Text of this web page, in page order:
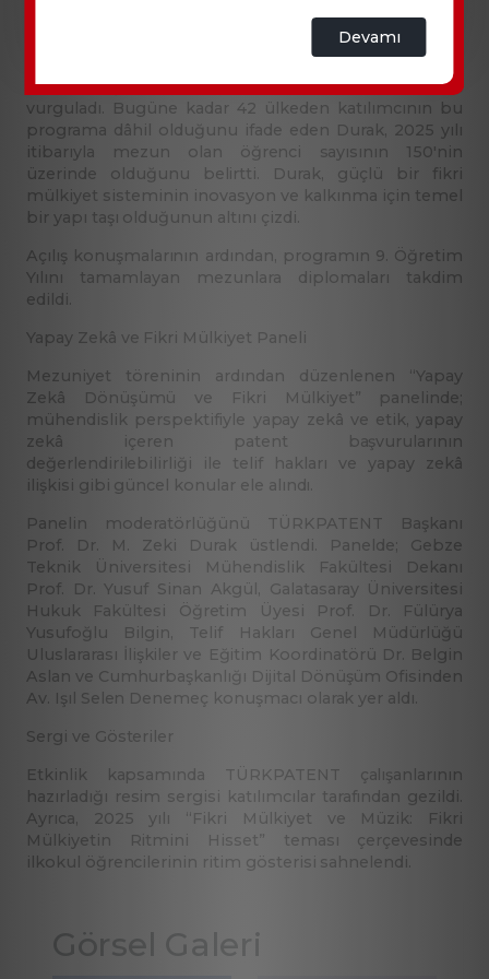
TÜRKPATENT Başkanı Prof. Dr. M. Zeki Durak, törende
yaptığı konuşmada, programın sadece akademik bir
bilgi paylaşımını güçlendiren bir platform olduğunu
vurguladı. Bugüne kadar 42 ülkeden katılımcının bu
programa dâhil olduğunu ifade eden Durak, 2025 yılı
itibarıyla mezun olan öğrenci sayısının 150'nin
üzerinde olduğunu belirtti. Durak, güçlü bir fikri
mülkiyet sisteminin inovasyon ve kalkınma için temel
bir yapı taşı olduğunun altını çizdi.
Açılış konuşmalarının ardından, programın 9. Öğretim
Yılını tamamlayan mezunlara diplomaları takdim
edildi.
Yapay Zekâ ve Fikri Mülkiyet Paneli
Mezuniyet töreninin ardından düzenlenen “Yapay
Zekâ Dönüşümü ve Fikri Mülkiyet” panelinde;
mühendislik perspektifiyle yapay zekâ ve etik, yapay
zekâ içeren patent başvurularının
değerlendirilebilirliği ile telif hakları ve yapay zekâ
ilişkisi gibi güncel konular ele alındı.
Panelin moderatörlüğünü TÜRKPATENT Başkanı
Prof. Dr. M. Zeki Durak üstlendi. Panelde; Gebze
Teknik Üniversitesi Mühendislik Fakültesi Dekanı
Prof. Dr. Yusuf Sinan Akgül, Galatasaray Üniversitesi
Hukuk Fakültesi Öğretim Üyesi Prof. Dr. Fülürya
Yusufoğlu Bilgin, Telif Hakları Genel Müdürlüğü
Uluslararası İlişkiler ve Eğitim Koordinatörü Dr. Belgin
Aslan ve Cumhurbaşkanlığı Dijital Dönüşüm Ofisinden
Av. Işıl Selen Denemeç konuşmacı olarak yer aldı.
Sergi ve Gösteriler
Etkinlik kapsamında TÜRKPATENT çalışanlarının
hazırladığı resim sergisi katılımcılar tarafından gezildi.
Ayrıca, 2025 yılı “Fikri Mülkiyet ve Müzik: Fikri
Mülkiyetin Ritmini Hisset” teması çerçevesinde
ilkokul öğrencilerinin ritim gösterisi sahnelendi.
Devamı